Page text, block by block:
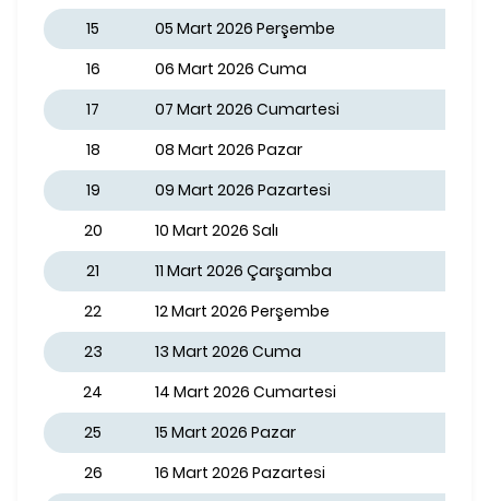
15
05 Mart 2026 Perşembe
16
06 Mart 2026 Cuma
17
07 Mart 2026 Cumartesi
18
08 Mart 2026 Pazar
19
09 Mart 2026 Pazartesi
20
10 Mart 2026 Salı
21
11 Mart 2026 Çarşamba
22
12 Mart 2026 Perşembe
23
13 Mart 2026 Cuma
24
14 Mart 2026 Cumartesi
25
15 Mart 2026 Pazar
26
16 Mart 2026 Pazartesi